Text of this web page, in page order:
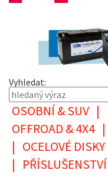
Vyhledat:
OSOBNÍ & SUV |
OFFROAD & 4X4 |
| OCELOVÉ DISKY
| PŘÍSLUŠENSTVÍ